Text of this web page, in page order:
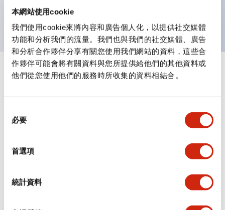
本網站使用cookie
我們使用cookie來將內容和廣告個人化，以提供社交媒體
功能和分析我們的流量。我們也與我們的社交媒體、廣告
和分析合作夥伴分享有關您使用我們網站的資料，這些合
作夥伴可能會將有關資料與您所提供給他們的其他資料或
他們從您使用他們的服務時所收集的資料相結合。
必要
首選項
統計資料
防護結構
規格
審美規範
環境規範
功能規格
機械規格